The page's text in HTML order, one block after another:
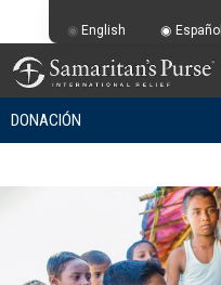
DONACIÓN
English Español